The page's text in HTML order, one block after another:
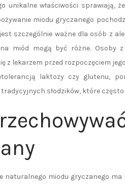
unikalne właściwości sprawiają,
miodu gryczanego
szczególnie ważne dla osób z
miód mogą być różne. Osoby
z lekarzem przed rozpoczęciem
laktozy czy glutenu,
słodzików, które
naturalnego miodu gryczanego